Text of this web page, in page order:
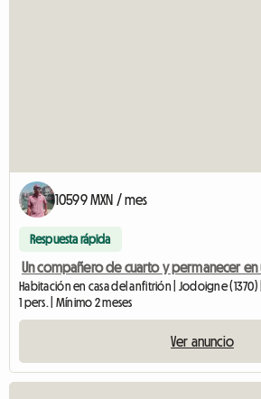
10599 MXN / mes
Respuesta rápida
Un compañero de cuarto y permanecer en
Habitación en casa del anfitrión | Jodoigne (1370)
1 pers. | Mínimo 2 meses
Ver anuncio